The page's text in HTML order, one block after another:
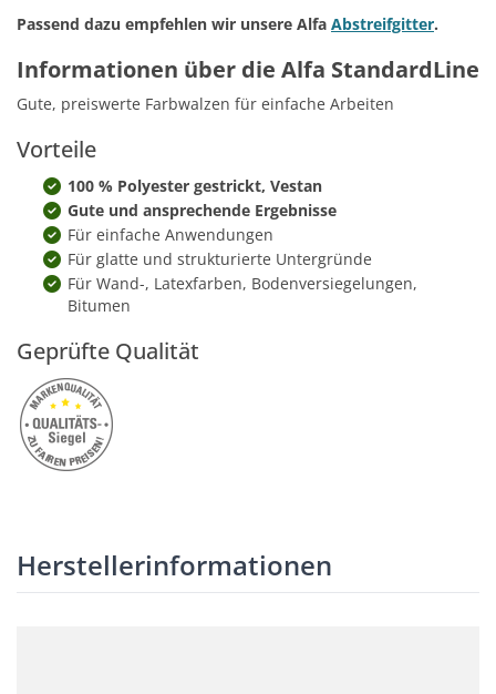
Passend dazu empfehlen wir unsere Alfa Abstreifgitter.
Informationen über die Alfa StandardLine
Gute, preiswerte Farbwalzen für einfache Arbeiten
Vorteile
100 % Polyester gestrickt, Vestan
Gute und ansprechende Ergebnisse
Für einfache Anwendungen
Für glatte und strukturierte Untergründe
Für Wand-, Latexfarben, Bodenversiegelungen,
Bitumen
Geprüfte Qualität
Herstellerinformationen